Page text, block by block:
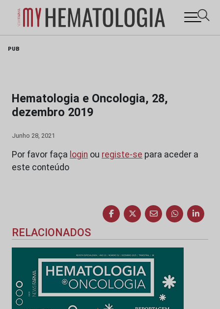
PUB
Hematologia e Oncologia, 28,
dezembro 2019
Junho 28, 2021
Por favor faça login ou registe-se para aceder a
este conteúdo
RELACIONADOS